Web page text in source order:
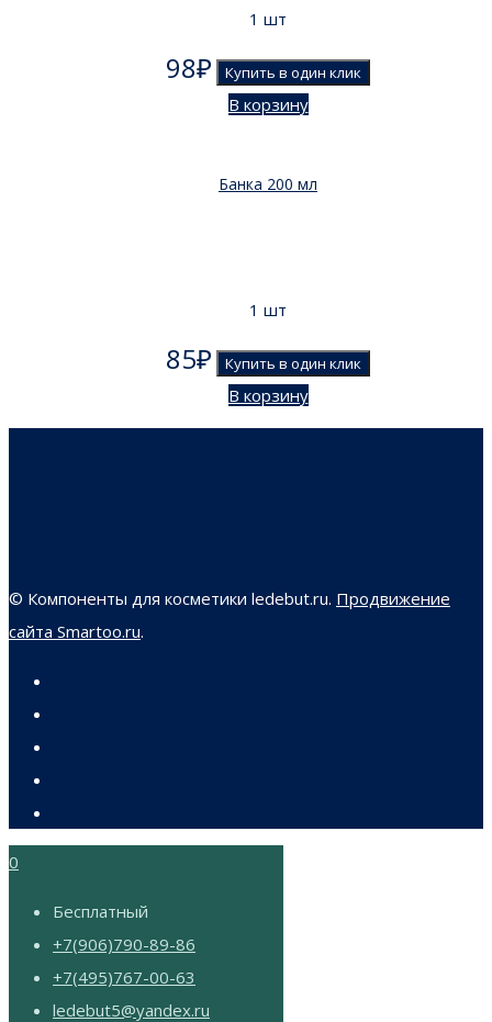
1 шт
98₽ Купить в один клик
В корзину
Банка 200 мл
1 шт
85₽ Купить в один клик
В корзину
© Компоненты для косметики ledebut.ru. Продвижение
сайта Smartoo.ru.
0
Бесплатный
+7(906)790-89-86
+7(495)767-00-63
ledebut5@yandex.ru